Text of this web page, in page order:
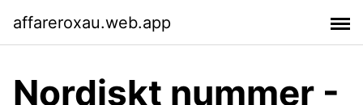
affareroxau.web.app
Nordiskt nummer -